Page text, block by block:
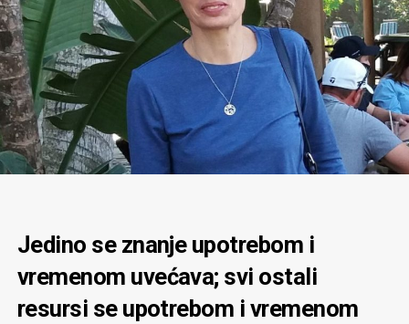
Jedino se znanje upotrebom i
vremenom uvećava; svi ostali
resursi se upotrebom i vremenom